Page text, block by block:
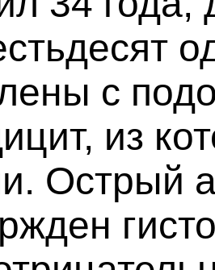
с
из
Острый